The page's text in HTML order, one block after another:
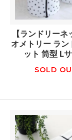
【ランドリーネ
オメトリー ラン
ット 筒型 L
SOLD